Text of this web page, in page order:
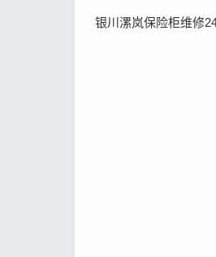
银川漯岚保险柜维修